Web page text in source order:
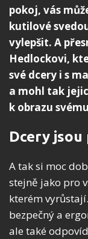
pokoj, vás
kutilové
vylepšit. A
Hedlockovi,
své dcery i s
a mohl tak
k obrazu
Dcery jsou
A tak si moc
stejně jako pro
kterém
bezpečný a
ale také